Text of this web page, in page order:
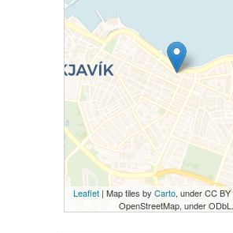
Leaflet | Map tiles by Carto, under CC
OpenStreetMap, under ODbL.